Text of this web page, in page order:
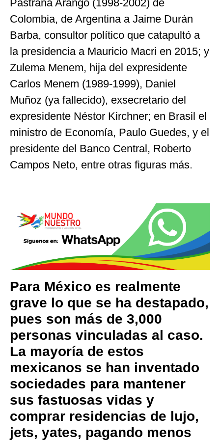
Pastrana Arango (1998-2002) de
Colombia, de Argentina a Jaime Durán
Barba, consultor político que catapultó a
la presidencia a Mauricio Macri en 2015; y
Zulema Menem, hija del expresidente
Carlos Menem (1989-1999), Daniel
Muñoz (ya fallecido), exsecretario del
expresidente Néstor Kirchner; en Brasil el
ministro de Economía, Paulo Guedes, y el
presidente del Banco Central, Roberto
Campos Neto, entre otras figuras más.
Para México es realmente
grave lo que se ha destapado,
pues son más de 3,000
personas vinculadas al caso.
La mayoría de estos
mexicanos se han inventado
sociedades para mantener
sus fastuosas vidas y
comprar residencias de lujo,
jets, yates, pagando menos